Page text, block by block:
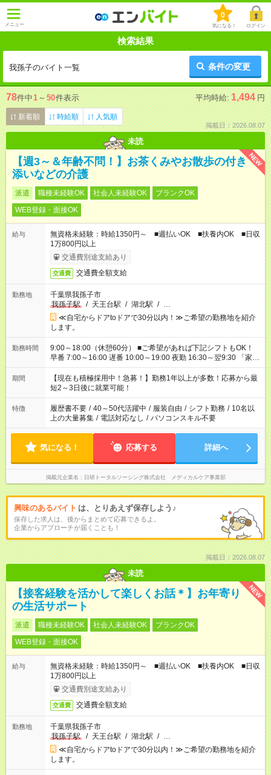
メニュー
0
気になる！ ログイン
検索結果
我孫子のバイト一覧 条件の変更
78件中1 ～ 50件表示 平均時給: 1,494 円
新着順 時給順 人気順
掲載日：2026.08.07
未読
NEW
【週3～＆年齢不問！】お茶くみやお散歩の付き
添いなどの介護
派遣 職種未経験OK 社会人未経験OK
ブランクOK
WEB登録・面接OK
給与
無資格未経験：時給1350円～ ■週払いOK ■扶養内OK ■日収
1万800円以上
交通費別途支給あり
交通費 交通費全額支給
勤務地
千葉県我孫子市
我孫子駅
/ 天王台駅 / 湖北駅 / …
≪自宅からドアtoドアで30分以内！≫ご希望の勤務地を紹介
します。
勤務時間
9:00～18:00（休憩60分） ■ご希望があれば下記シフトもOK！
早番 7:00～16:00 遅番 10:00～19:00 夜勤 16:30～翌9:30 「家族
と休みを合わせたい」 「余裕を持って夕飯の準備がしたい」
「できれば残業はしたくない」 など、ご希望を教えてください
ね。 ※Wワーク希望の方へ 今ご覧のお仕事で希望する勤務時間
と、もう1つのお仕事の勤務時間。 合計で週40時間を超える場
合は応募できません。
期間
【現在も積極採用中！急募！】勤務1年以上が多数！応募から最
短2～3日後に就業可能！
特徴 履歴書不要 / 40～50代活躍中 / 服装自由 / シフト勤務 / 10名以
上の大量募集 / 電話対応なし / パソコンスキル不要
気になる！ 応募する 詳細へ
掲載元企業名 日研トータルソーシング株式会社 メディカルケア事業部
興味のあるバイト は、とりあえず保存しよう♪
保存した求人は、後からまとめて応募できるよ。
企業からアプローチが届くことも！
掲載日：2026.08.07
未読
NEW
【接客経験を活かして楽しくお話＊】お年寄り
の生活サポート
派遣 職種未経験OK 社会人未経験OK
ブランクOK
WEB登録・面接OK
給与
無資格未経験：時給1350円～ ■週払いOK ■扶養内OK ■日収
1万800円以上
交通費別途支給あり
交通費 交通費全額支給
勤務地
千葉県我孫子市
我孫子駅
/ 天王台駅 / 湖北駅 / …
≪自宅からドアtoドアで30分以内！≫ご希望の勤務地を紹介
します。